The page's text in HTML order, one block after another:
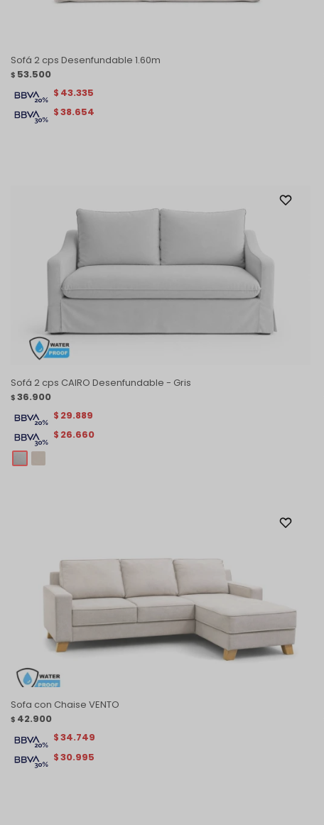
Sofá 2 cps Desenfundable 1.60m
$ 53.500
$ 38.654
$ 43.335
Sofá 2 cps CAIRO Desenfundable - Gris
$ 36.900
$ 26.660
$ 29.889
Sofa con Chaise VENTO
$ 42.900
$ 30.995
$ 34.749